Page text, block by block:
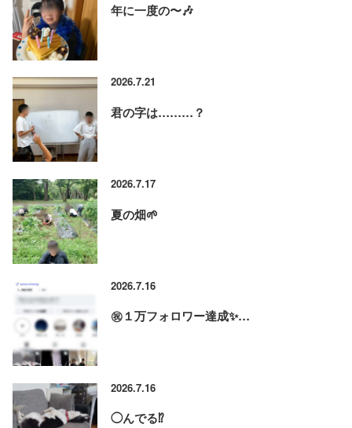
年に一度の〜🎶
2026.7.21
君の字は………？
2026.7.17
夏の畑🌱
2026.7.16
㊗️１万フォロワー達成✨…
2026.7.16
◯んでる⁉️